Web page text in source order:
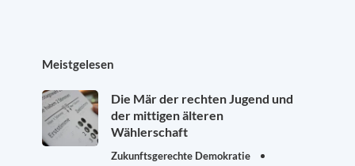
Meistgelesen
Die Mär der rechten Jugend und
der mittigen älteren
Wählerschaft
Zukunftsgerechte Demokratie